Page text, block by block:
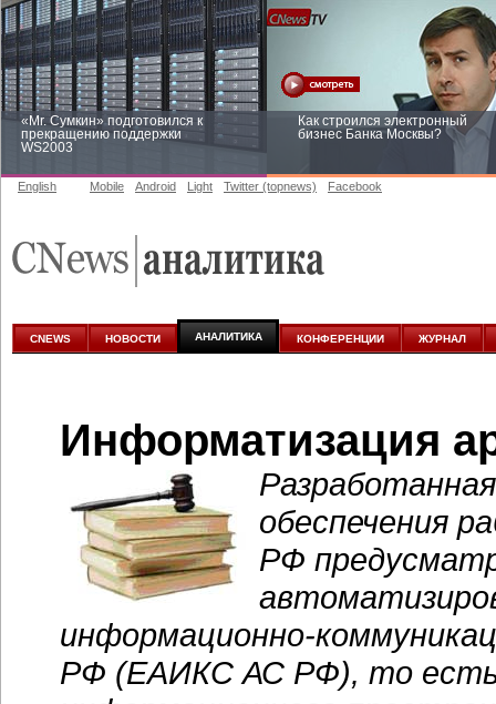
«Mr. Сумкин» подготовился к
прекращению поддержки
WS2003
Как строился электронный
бизнес Банка Москвы?
аналитике
English Mobile Android Light Twitter (topnews) Facebook
CNEWS НОВОСТИ АНАЛИТИКА КОНФЕРЕНЦИИ ЖУРНАЛ
Информатизация
обеспечения
РФ
информационно-
РФ (ЕАИКС АС РФ), то есть